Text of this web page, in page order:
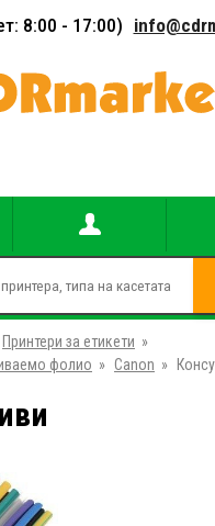
8:00 - 17:00)
Принтери за етикети »
фолио » Canon »